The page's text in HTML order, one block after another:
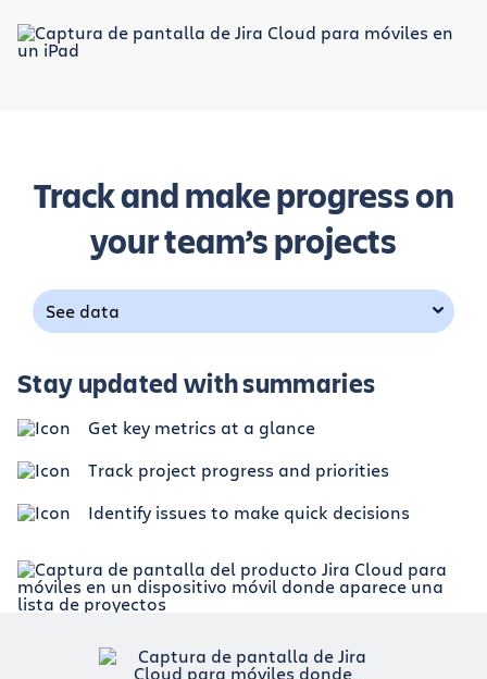
Track and make progress on
your team’s projects
See data
Stay updated with summaries
Get key metrics at a glance
Track project progress and priorities
Identify issues to make quick decisions